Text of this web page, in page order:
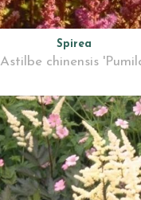
Spirea
Astilbe chinensis